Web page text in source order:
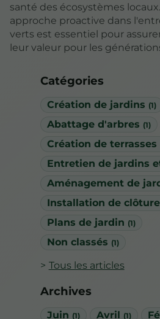
Catégories
Création de jardins (1)
Abattage d'arbres (1)
Création de terrasses
Installation de
Plans de jardin (1)
Non classés (1)
Tous les articles
Archives
Juin (1) Avril (1)
santé des écosystèmes
approche proactive dans
verts est essentiel pour
leur valeur pour les